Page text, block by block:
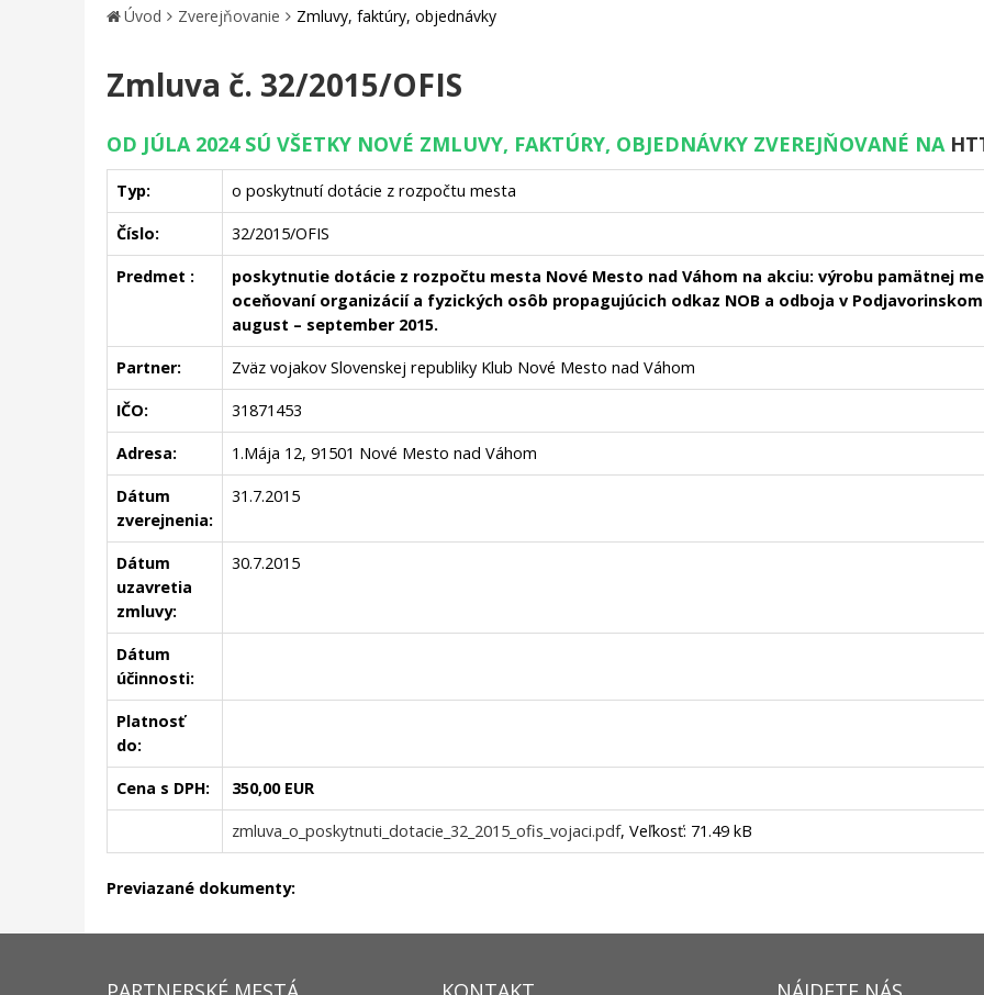
Úvod Zverejňovanie Zmluvy, faktúry, objednávky
Zmluva č. 32/2015/OFIS
OD JÚLA 2024 SÚ VŠETKY NOVÉ ZMLUVY, FAKTÚRY, OBJEDNÁVKY ZVEREJŇOVANÉ NA
Typ: o poskytnutí dotácie z rozpočtu mesta
Číslo: 32/2015/OFIS
Predmet :
poskytnutie dotácie z rozpočtu mesta Nové Mesto nad Váhom na akciu: výrobu pamätnej
oceňovaní organizácií a fyzických osôb propagujúcich odkaz NOB a odboja v
august – september 2015.
Partner: Zväz vojakov Slovenskej republiky Klub Nové Mesto nad Váhom
IČO: 31871453
Adresa: 1.Mája 12, 91501 Nové Mesto nad Váhom
Dátum
zverejnenia:
31.7.2015
Dátum
uzavretia
zmluvy:
30.7.2015
Dátum
účinnosti:
Platnosť
do:
Cena s DPH: 350,00 EUR
zmluva_o_poskytnuti_dotacie_32_2015_ofis_vojaci.pdf, Veľkosť: 71.49 kB
Previazané dokumenty: